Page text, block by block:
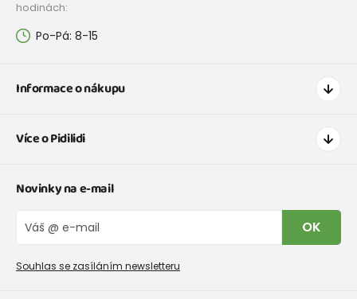
hodinách:
Po-Pá: 8-15
Informace o nákupu
Doprava a platba
Tabulka velikostí obuvi
Vrácení zboží a reklamace
Reklamační řád
Více o Pidilidi
O nás
Blog
Velkoobchod PiDiLiDi
Affiliate program
Novinky na e-mail
OK
Souhlas se zasíláním newsletteru